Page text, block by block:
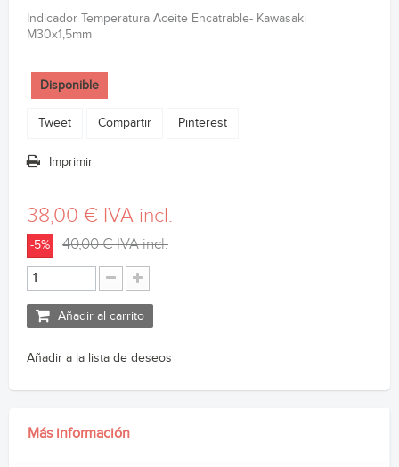
Indicador Temperatura Aceite Encatrable- Kawasaki
M30x1,5mm
Disponible
Tweet Compartir Pinterest
Imprimir
38,00 € IVA incl.
-5% 40,00 €IVA incl.
Añadir al carrito
Añadir a la lista de deseos
Más información